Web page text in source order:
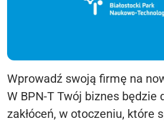
Wprowadź swoją firmę na
W BPN-T Twój biznes będzie
zakłóceń, w otoczeniu, które